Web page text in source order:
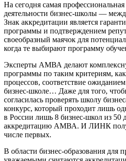
На сегодня самая
деятельности бизнес-школы —
Знак аккредитации является
программы и подтверждением
своеобразный маячок для
когда те выбирают программу
Эксперты АМВА делают
программы по таким критериям, как
процессов, соответствие
бизнес-школе… Даже для того,
согласилась проверять школу
конкурс, который проходит лишь
в России лишь 8 бизнес-школ из
аккредитацию АМВА. И ЛИНК
числе первых.
В области бизнес-образования